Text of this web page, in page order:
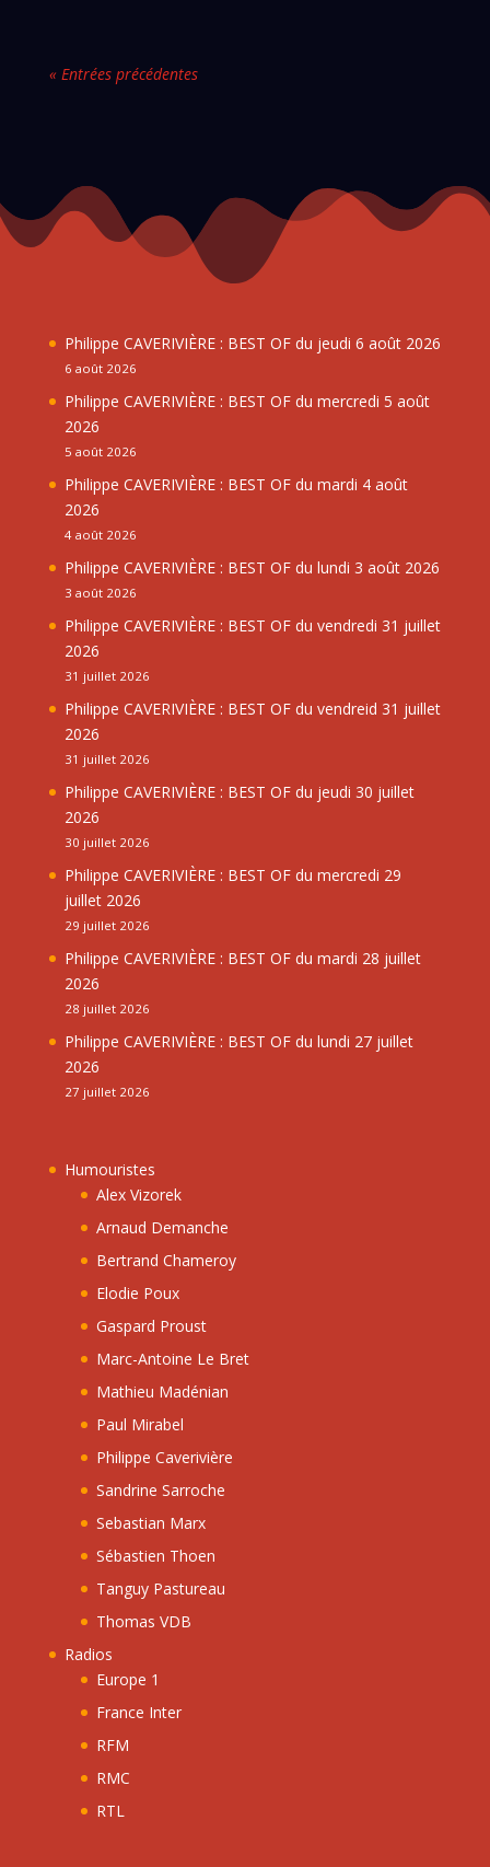
« Entrées précédentes
Philippe CAVERIVIÈRE : BEST OF du jeudi 6 août 2026
6 août 2026
Philippe CAVERIVIÈRE : BEST OF du mercredi 5 août
2026
5 août 2026
Philippe CAVERIVIÈRE : BEST OF du mardi 4 août
2026
4 août 2026
Philippe CAVERIVIÈRE : BEST OF du lundi 3 août 2026
3 août 2026
Philippe CAVERIVIÈRE : BEST OF du vendredi 31 juillet
2026
31 juillet 2026
Philippe CAVERIVIÈRE : BEST OF du vendreid 31 juillet
2026
31 juillet 2026
Philippe CAVERIVIÈRE : BEST OF du jeudi 30 juillet
2026
30 juillet 2026
Philippe CAVERIVIÈRE : BEST OF du mercredi 29
juillet 2026
29 juillet 2026
Philippe CAVERIVIÈRE : BEST OF du mardi 28 juillet
2026
28 juillet 2026
Philippe CAVERIVIÈRE : BEST OF du lundi 27 juillet
2026
27 juillet 2026
Humouristes
Alex Vizorek
Arnaud Demanche
Bertrand Chameroy
Elodie Poux
Gaspard Proust
Marc-Antoine Le Bret
Mathieu Madénian
Paul Mirabel
Philippe Caverivière
Sandrine Sarroche
Sebastian Marx
Sébastien Thoen
Tanguy Pastureau
Thomas VDB
Radios
Europe 1
France Inter
RFM
RMC
RTL